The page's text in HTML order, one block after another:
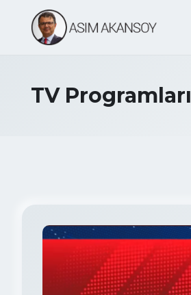
TV Programları